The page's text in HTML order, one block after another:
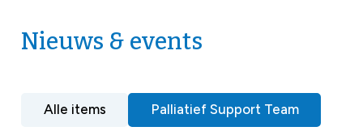
Nieuws & events
Alle items Palliatief Support Team